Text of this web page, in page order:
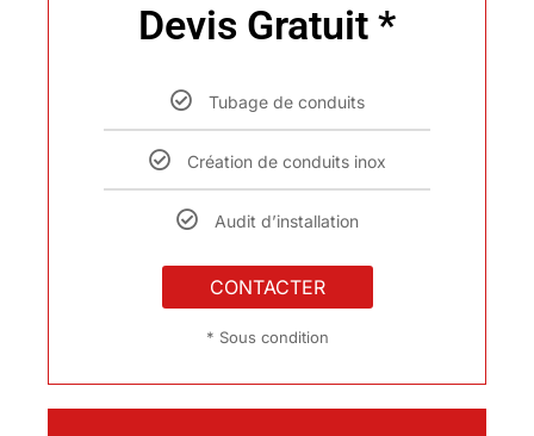
Devis Gratuit *
Tubage de conduits
Création de conduits inox
Audit d’installation
CONTACTER
* Sous condition